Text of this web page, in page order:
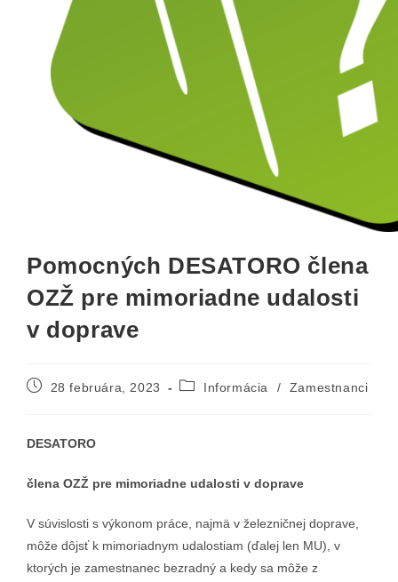
Pomocných DESATORO člena
OZŽ pre mimoriadne udalosti
v doprave
28 februára, 2023 Informácia / Zamestnanci
DESATORO
člena OZŽ pre mimoriadne udalosti v doprave
V súvislosti s výkonom práce, najmä v železničnej doprave,
môže dôjsť k mimoriadnym udalostiam (ďalej len MU), v
ktorých je zamestnanec bezradný a kedy sa môže z